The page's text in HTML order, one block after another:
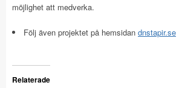
möjlighet att medverka.
Följ även projektet på hemsidan dnstapir.se
Relaterade